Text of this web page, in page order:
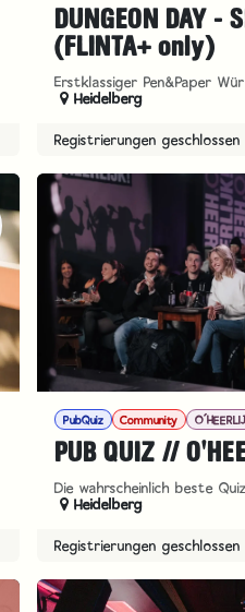
DUNGEON DAY -
(FLINTA+ only)
Erstklassiger Pen&Paper
Heidelberg
Registrierungen geschlossen
PubQuiz Community
PUB QUIZ //
Die wahrscheinlich beste
Heidelberg
Registrierungen geschlossen